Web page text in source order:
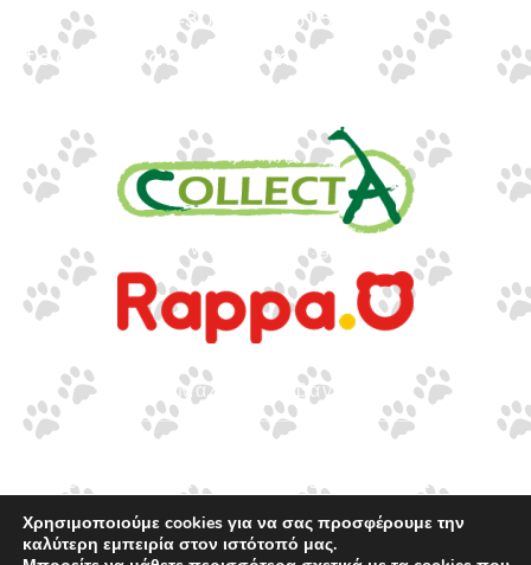
+30 2310 551560
info@gounaridis.com
www.rappa.gr
Μάλτα & Αλβανία
επιφύλαξη κάθε νόμιμου δικαιώματος.
Χρησιμοποιούμε cookies για να σας προσφέρουμε την
καλύτερη εμπειρία στον ιστότοπό μας.